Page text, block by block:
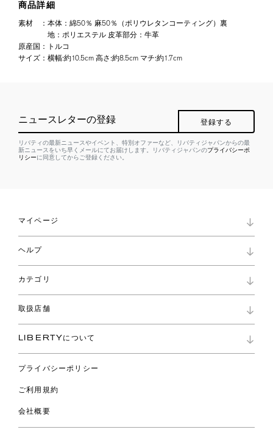
商品詳細
素材 ： 本体：綿50％ 麻50％（ポリウレタンコーティング）裏
地：ポリエステル 皮革部分：牛革
原産国 ： トルコ
サイズ ： 横幅:約10.5cm 高さ:約8.5cm マチ:約1.7cm
ニュースレターの登録 登録する
リバティの最新ニュースやイベント、特別オファーなど、リバティジャパンからの最
新ニュースをいち早くメールにてお届けします。リバティジャパンのプライバシーポ
リシーに同意してからご登録ください。
マイページ
ロイヤリティプログラム
パスワード再設定
ショッピングバッグ
ヘルプ
お問い合わせ
よくあるご質問
ご利用ガイド
カテゴリ
コレクション
ファブリックス
バッグ
ウェア
ライフスタイル
スペシャル
取扱店舗
リバティ・ファブリックス
LIBERTYについて
プライバシーポリシー
ご利用規約
会社概要